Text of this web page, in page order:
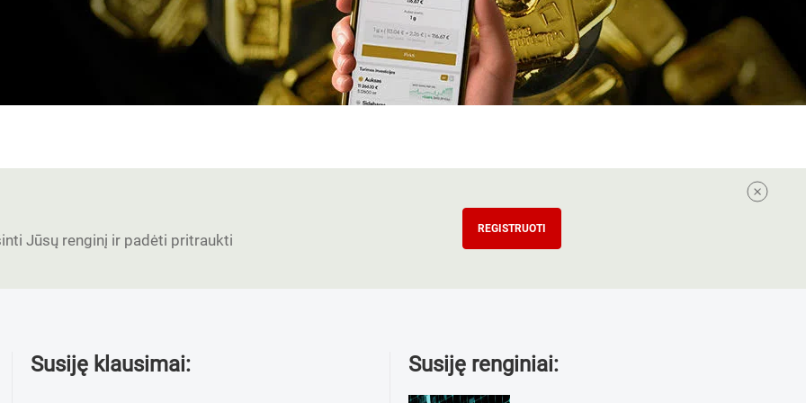
Jūsų renginį ir padėti pritraukti
REGISTRUOTI
Susiję klausimai: Susiję renginiai: